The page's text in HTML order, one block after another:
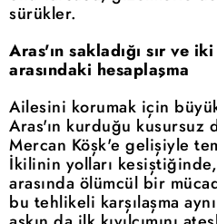
sürükler.
Aras'ın sakladığı sır ve
arasındaki hesaplaşma
Ailesini korumak için
Aras'ın kurduğu kusursuz
Mercan Köşk'e gelişiyle
İkilinin yolları
arasında ölümcül bir
bu tehlikeli karşılaşma